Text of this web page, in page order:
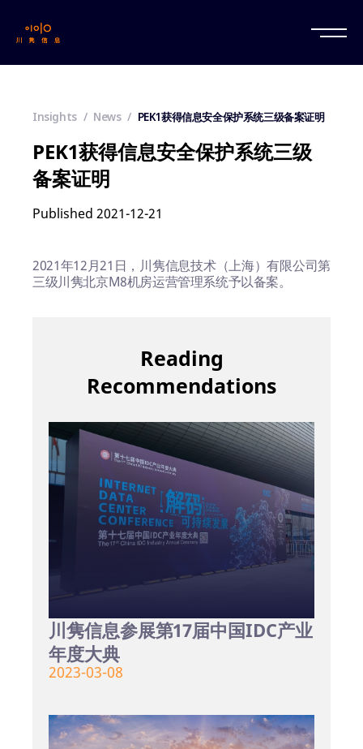
Insights News PEK1获得信息安全保护系统三级备案证明
PEK1获得信息安全保护系统三级
备案证明
Published 2021-12-21
2021年12月21日，川隽信息技术（上海）有限公司第
三级川隽北京M8机房运营管理系统予以备案。
Reading
Recommendations
川隽信息参展第17届中国IDC产业
年度大典
2023-03-08